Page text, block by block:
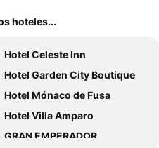
hoteles...
Hotel Celeste Inn
Hotel Garden City Boutique
Hotel Mónaco de Fusa
Hotel Villa Amparo
GRAN EMPERADOR